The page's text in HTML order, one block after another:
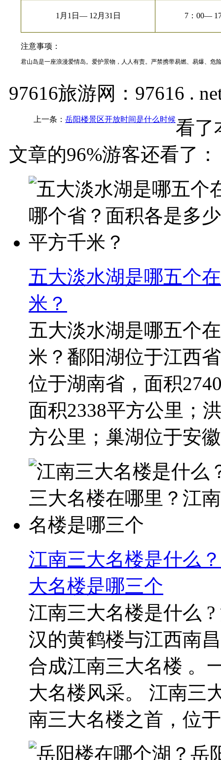
1月1日— 12月31日 7：00—
注意事项：
君山岛是一座浪漫爱情岛。爱护景物，人人有责。严禁携带易燃、易爆、
97616旅游网：97616 .
上一条： 岳阳楼景区开放时间是什么时候看了
文章的96%游客还看了：
五大淡水湖是哪五个
米？
五大淡水湖是哪五个
米？鄱阳湖位于江西
位于湖南省，面积
面积2338平方公里；
方公里；巢湖位于安
江南三大名楼是什么
大名楼是哪三个
江南三大名楼是什么
汉的黄鹤楼与江西南
合成江南三大名楼 。
大名楼风采。 江南
南三大名楼之首，位